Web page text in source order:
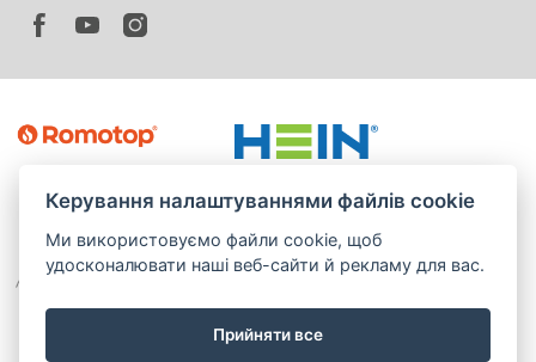
Керування налаштуваннями файлів cookie
Ми використовуємо файли cookie, щоб
удосконалювати наші веб-сайти й рекламу для вас.
Прийняти все